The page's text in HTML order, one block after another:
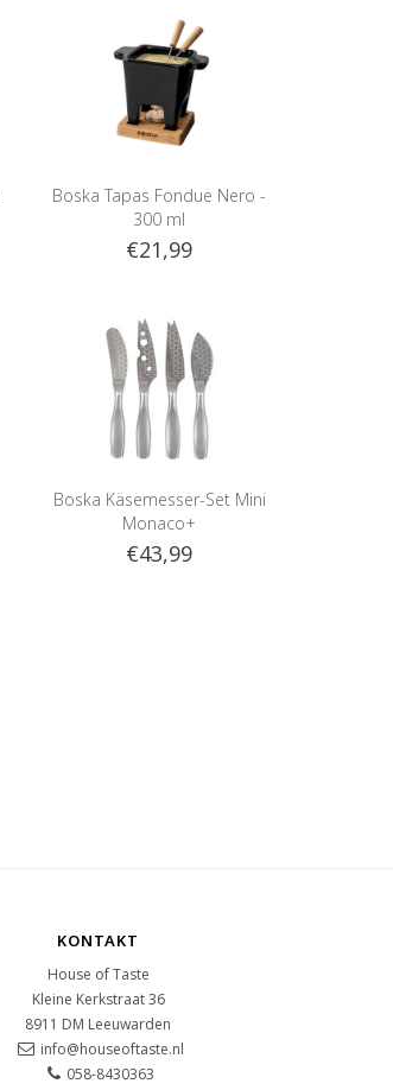
Boska Tapas Fondue Nero -
300 ml
€21,99
Boska Käsemesser-Set Mini
Monaco+
€43,99
KONTAKT
House of Taste
Kleine Kerkstraat 36
8911 DM Leeuwarden
info@houseoftaste.nl
058-8430363